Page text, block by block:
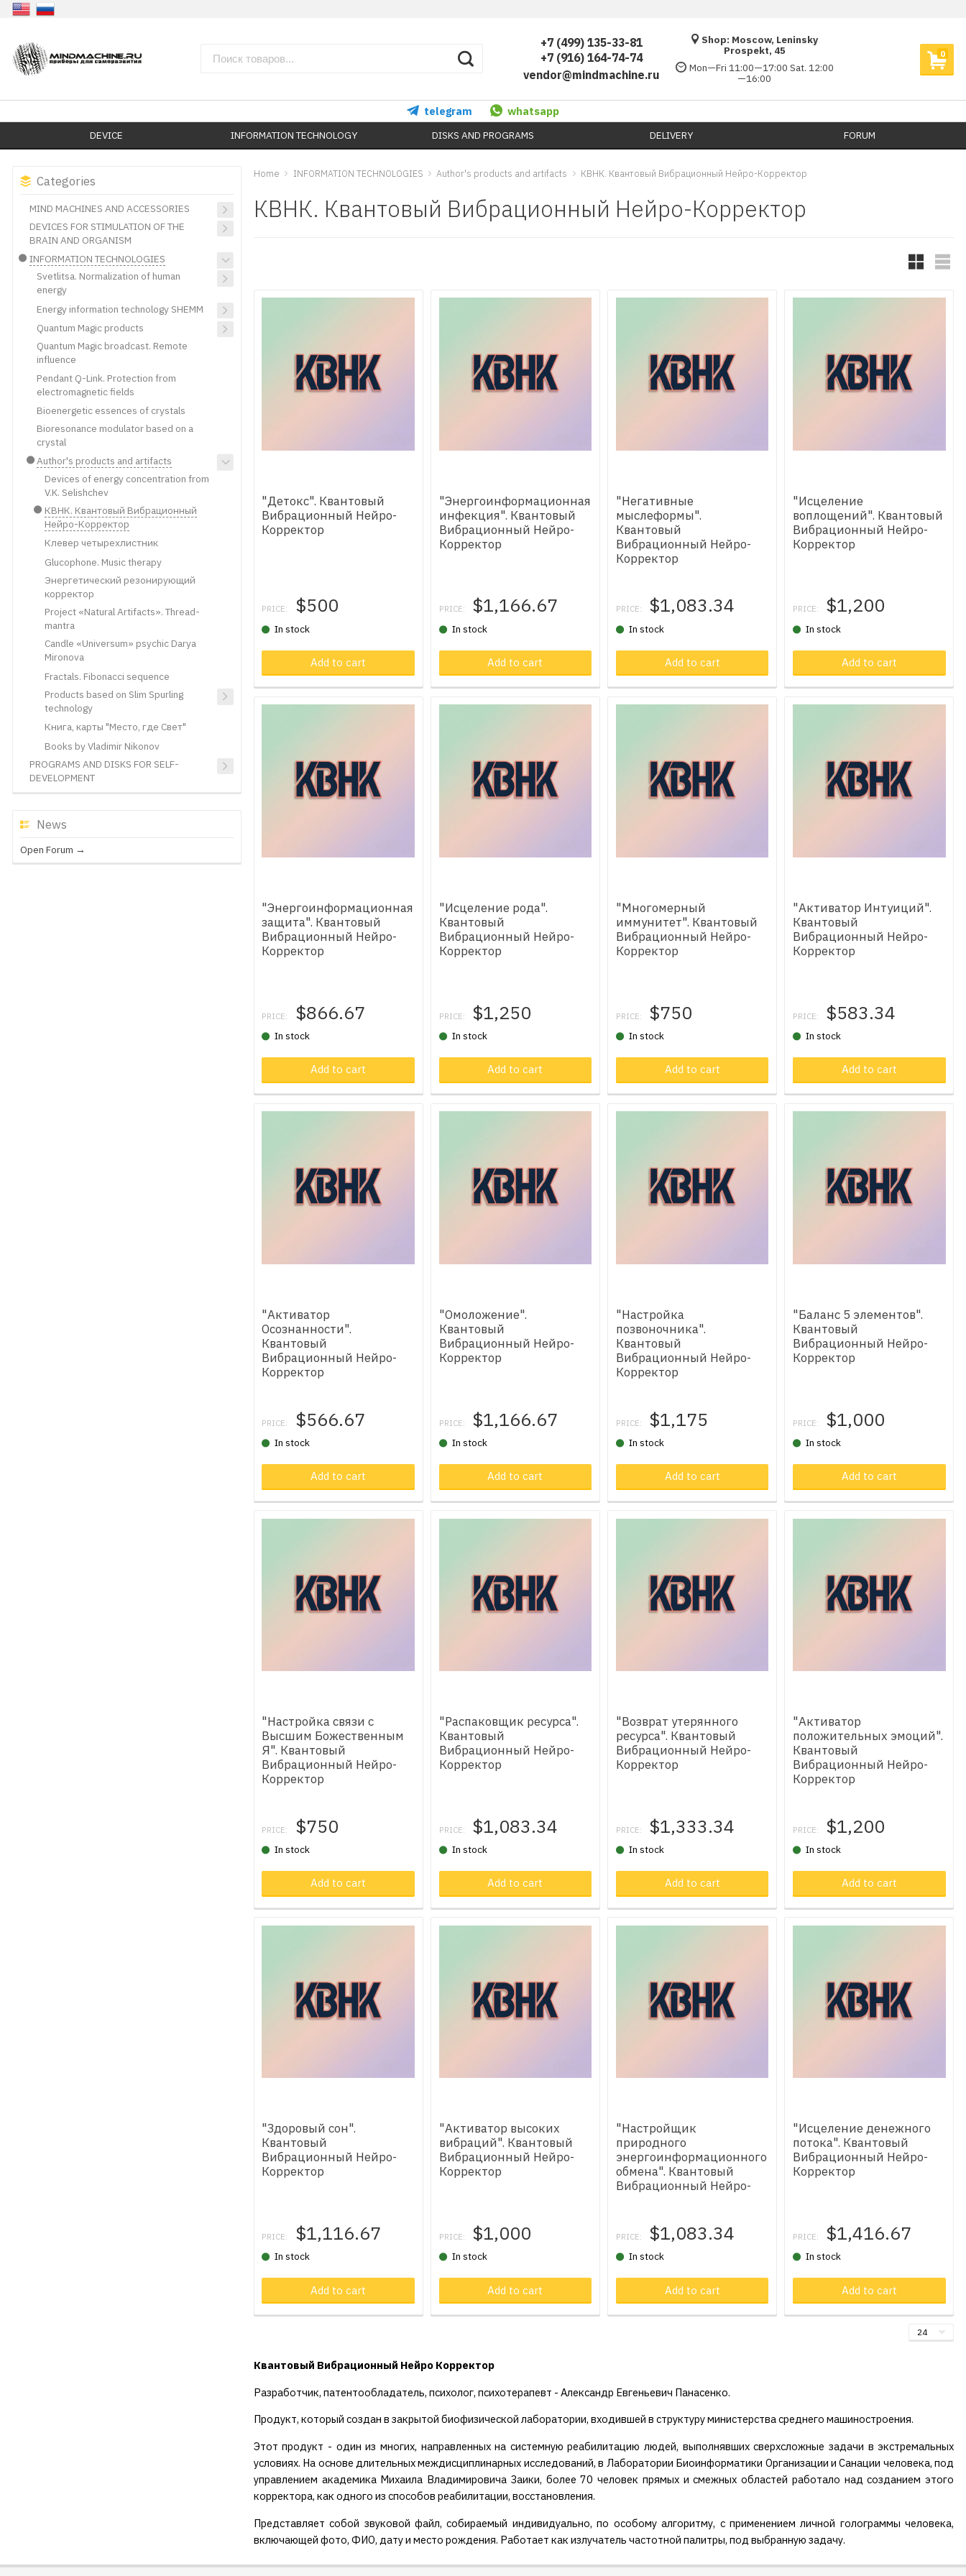
+7 (499) 135-33-81
+7 (916) 164-74-74
vendor@mindmachine.ru
Shop: Moscow, Leninsky
Prospekt, 45
Mon—Fri 11:00—17:00 Sat. 12:00
—16:00
0
telegram whatsapp
DEVICE INFORMATION TECHNOLOGY DISKS AND PROGRAMS DELIVERY​ FORUM
Categories
MIND MACHINES AND ACCESSORIES
DEVICES FOR STIMULATION OF THE
BRAIN AND ORGANISM
INFORMATION TECHNOLOGIES
Svetlitsa. Normalization of human
energy
Energy information technology SHEMM
Quantum Magic products
Quantum Magic broadcast. Remote
influence
Pendant Q-Link. Protection from
electromagnetic fields
Bioenergetic essences of crystals
Bioresonance modulator based on a
crystal
Author's products and artifacts
Devices of energy concentration from
V.K. Selishchev
КВНК. Квантовый Вибрационный
Нейро-Корректор
Клевер четырехлистник
Glucophone. Music therapy
Энергетический резонирующий
корректор
Project «Natural Artifacts». Thread-
mantra
Candle «Universum» psychic Darya
Mironova
Fractals. Fibonacci sequence
Products based on Slim Spurling
technology
Книга, карты "Место, где Свет"
Books by Vladimir Nikonov
PROGRAMS AND DISKS FOR SELF-
DEVELOPMENT
News
Open Forum →
Home INFORMATION TECHNOLOGIES Author's products and artifacts КВНК. Квантовый Вибрационный Нейро-Корректор
КВНК. Квантовый Вибрационный Нейро-Корректор
"Детокс". Квантовый
Вибрационный Нейро-
Корректор
PRICE: $500
In stock
Add to cart Product in cart
"Энергоинформационная
инфекция". Квантовый
Вибрационный Нейро-
Корректор
PRICE: $1,166.67
In stock
Add to cart Product in cart
"Негативные
мыслеформы".
Квантовый
Вибрационный Нейро-
Корректор
PRICE: $1,083.34
In stock
Add to cart Product in cart
"Исцеление
воплощений". Квантовый
Вибрационный Нейро-
Корректор
PRICE: $1,200
In stock
Add to cart
"Энергоинформационная
защита". Квантовый
Вибрационный Нейро-
Корректор
PRICE: $866.67
In stock
Add to cart Product in cart
"Исцеление рода".
Квантовый
Вибрационный Нейро-
Корректор
PRICE: $1,250
In stock
Add to cart Product in cart
"Многомерный
иммунитет". Квантовый
Вибрационный Нейро-
Корректор
PRICE: $750
In stock
Add to cart Product in cart
"Активатор Интуиций".
Квантовый
Вибрационный Нейро-
Корректор
PRICE: $583.34
In stock
Add to cart
"Активатор
Осознанности".
Квантовый
Вибрационный Нейро-
Корректор
PRICE: $566.67
In stock
Add to cart Product in cart
"Омоложение".
Квантовый
Вибрационный Нейро-
Корректор
PRICE: $1,166.67
In stock
Add to cart Product in cart
"Настройка
позвоночника".
Квантовый
Вибрационный Нейро-
Корректор
PRICE: $1,175
In stock
Add to cart Product in cart
"Баланс 5 элементов".
Квантовый
Вибрационный Нейро-
Корректор
PRICE: $1,000
In stock
Add to cart
"Настройка связи с
Высшим Божественным
Я". Квантовый
Вибрационный Нейро-
Корректор
PRICE: $750
In stock
Add to cart Product in cart
"Распаковщик ресурса".
Квантовый
Вибрационный Нейро-
Корректор
PRICE: $1,083.34
In stock
Add to cart Product in cart
"Возврат утерянного
ресурса". Квантовый
Вибрационный Нейро-
Корректор
PRICE: $1,333.34
In stock
Add to cart Product in cart
"Активатор
положительных эмоций".
Квантовый
Вибрационный Нейро-
Корректор
PRICE: $1,200
In stock
Add to cart
"Здоровый сон".
Квантовый
Вибрационный Нейро-
Корректор
PRICE: $1,116.67
In stock
Add to cart Product in cart
"Активатор высоких
вибраций". Квантовый
Вибрационный Нейро-
Корректор
PRICE: $1,000
In stock
Add to cart Product in cart
"Настройщик
природного
энергоинформационного
обмена". Квантовый
Вибрационный Нейро-
PRICE: $1,083.34
In stock
Add to cart Product in cart
"Исцеление денежного
потока". Квантовый
Вибрационный Нейро-
Корректор
PRICE: $1,416.67
In stock
Add to cart
Квантовый Вибрационный Нейро Корректор
Разработчик, патентообладатель, психолог, психотерапевт - Александр Евгеньевич Панасенко.
Продукт, который создан в закрытой биофизической лаборатории, входившей в структуру министерства среднего машиностроения.
Этот продукт - один из многих, направленных на системную реабилитацию людей, выполнявших сверхсложные задачи в экстремальных
условиях. На основе длительных междисциплинарных исследований, в Лаборатории Биоинформатики Организации и Санации человека, под
управлением академика Михаила Владимировича Заики, более 70 человек прямых и смежных областей работало над созданием этого
корректора, как одного из способов реабилитации, восстановления.
Представляет собой звуковой файл, собираемый индивидуально, по особому алгоритму, с применением личной голограммы человека,
включающей фото, ФИО, дату и место рождения. Работает как излучатель частотной палитры, под выбранную задачу.